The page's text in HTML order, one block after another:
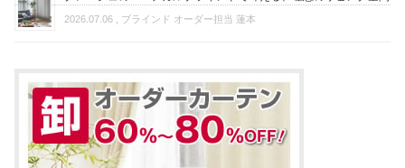
2026.07.06 , ブラインド オーダー担当 蓮本